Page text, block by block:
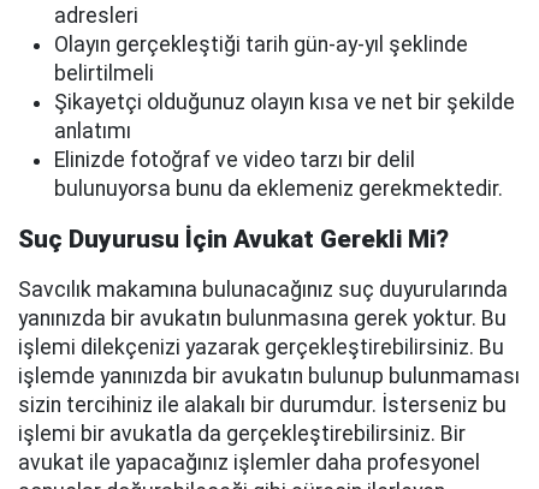
adresleri
Olayın gerçekleştiği tarih gün-ay-yıl şeklinde
belirtilmeli
Şikayetçi olduğunuz olayın kısa ve net bir şekilde
anlatımı
Elinizde fotoğraf ve video tarzı bir delil
bulunuyorsa bunu da eklemeniz gerekmektedir.
Suç Duyurusu İçin Avukat Gerekli Mi?
Savcılık makamına bulunacağınız suç duyurularında
yanınızda bir avukatın bulunmasına gerek yoktur. Bu
işlemi dilekçenizi yazarak gerçekleştirebilirsiniz. Bu
işlemde yanınızda bir avukatın bulunup bulunmaması
sizin tercihiniz ile alakalı bir durumdur. İsterseniz bu
işlemi bir avukatla da gerçekleştirebilirsiniz. Bir
avukat ile yapacağınız işlemler daha profesyonel